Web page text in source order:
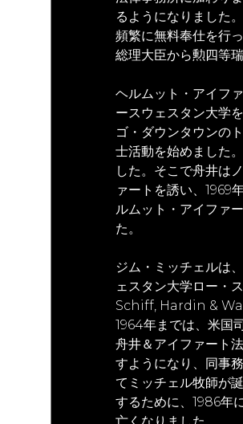
るようになりました
頻繁に無料奉仕を行
総理大臣から勲四等
ヘルムット・アイフ
ースウェスタン大学
ゴ・ダウンタウンの
士活動を始めました
した。そこで舟井は
ァートを誘い、1969
ルムット・アイファ
た。
ジム・ミッチェルは
ェスタン大学ロー・
Schiff, Hardin &
1964年までは、米国
舟井＆アイファート
すようになり、同事
てミッチェル牧師が
するために、1986年